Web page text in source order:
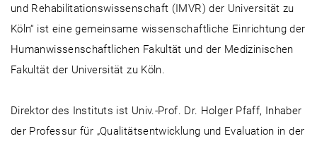
und Rehabilitationswissenschaft (IMVR) der Universität zu
Köln“ ist eine gemeinsame wissenschaftliche Einrichtung der
Humanwissenschaftlichen Fakultät und der Medizinischen
Fakultät der Universität zu Köln.
Direktor des Instituts ist Univ.-Prof. Dr. Holger Pfaff, Inhaber
der Professur für „Qualitätsentwicklung und Evaluation in der